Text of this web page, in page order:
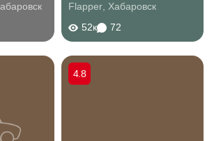
Flapper Хабаровск
52к
72
4.8